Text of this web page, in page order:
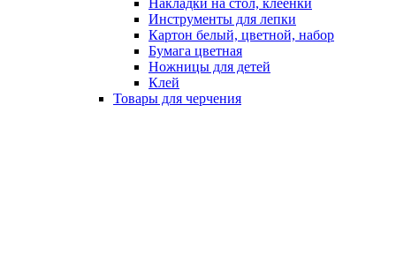
Накладки на стол, клеёнки
Инструменты для лепки
Картон белый, цветной, набор
Бумага цветная
Ножницы для детей
Клей
Товары для черчения